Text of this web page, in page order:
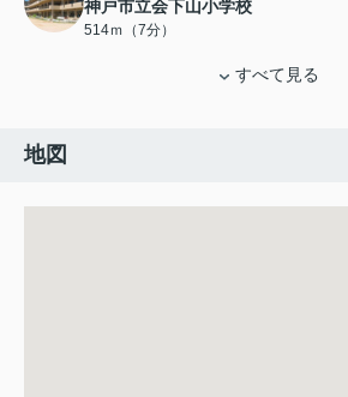
神戸市立会下山小学校
514ｍ（7分）
すべて見る
地図